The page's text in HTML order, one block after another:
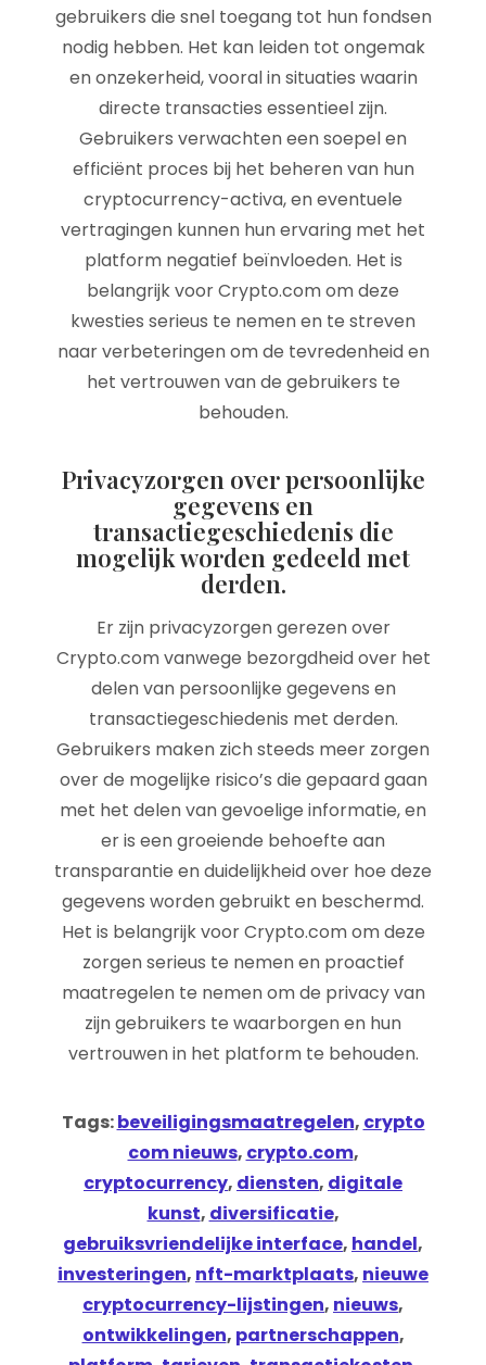
gebruikers die snel toegang tot hun fondsen
nodig hebben. Het kan leiden tot ongemak
en onzekerheid, vooral in situaties waarin
directe transacties essentieel zijn.
Gebruikers verwachten een soepel en
efficiënt proces bij het beheren van hun
cryptocurrency-activa, en eventuele
vertragingen kunnen hun ervaring met het
platform negatief beïnvloeden. Het is
belangrijk voor Crypto.com om deze
kwesties serieus te nemen en te streven
naar verbeteringen om de tevredenheid en
het vertrouwen van de gebruikers te
behouden.
Privacyzorgen over persoonlijke
gegevens en
transactiegeschiedenis die
mogelijk worden gedeeld met
derden.
Er zijn privacyzorgen gerezen over
Crypto.com vanwege bezorgdheid over het
delen van persoonlijke gegevens en
transactiegeschiedenis met derden.
Gebruikers maken zich steeds meer zorgen
over de mogelijke risico’s die gepaard gaan
met het delen van gevoelige informatie, en
er is een groeiende behoefte aan
transparantie en duidelijkheid over hoe deze
gegevens worden gebruikt en beschermd.
Het is belangrijk voor Crypto.com om deze
zorgen serieus te nemen en proactief
maatregelen te nemen om de privacy van
zijn gebruikers te waarborgen en hun
vertrouwen in het platform te behouden.
Tags:beveiligingsmaatregelen, crypto
com nieuws, crypto.com,
cryptocurrency, diensten, digitale
kunst, diversificatie,
gebruiksvriendelijke interface, handel,
investeringen, nft-marktplaats, nieuwe
cryptocurrency-lijstingen, nieuws,
ontwikkelingen, partnerschappen,